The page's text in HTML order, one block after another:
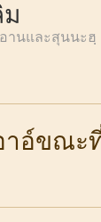
านและสุนนะฮฺ
าอ์ขณะ